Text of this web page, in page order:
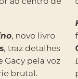
, novo livro
, traz detalhes
Gacy pela voz
brutal.